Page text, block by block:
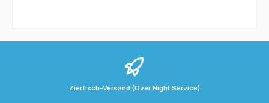
Zierfisch-Versand (Over Night Service)